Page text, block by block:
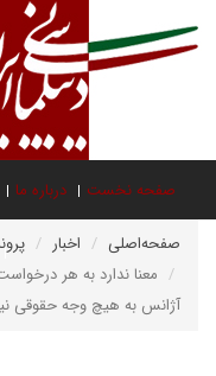
صفحه نخست درباره ما
صفحه‌اصلی اخبار
معنا ندارد به هر
آژانس به هیچ وجه حقوقی